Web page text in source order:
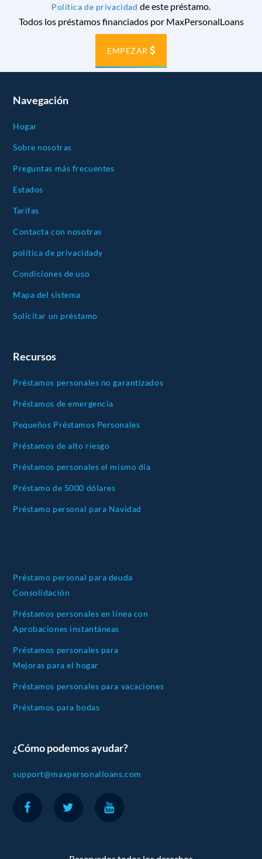
Política de privacidad de este préstamo.
Todos los préstamos financiados por MaxPersonalLoans
EMPEZAR
Navegación
Hogar
Sobre nosotras
Preguntas más frecuentes
Estados
Tarifas
Contacta con nosotras
política de privacidady
Condiciones de uso
Mapa del sistema
Solicitar un préstamo
Recursos
Préstamos personales no garantizados
Préstamos de emergencia
Pequeños Préstamos Personales
Préstamos de alto riesgo
Préstamos personales el mismo día
Préstamo de 5000 dólares
Préstamo personal para Navidad
Préstamo personal para deuda
Consolidación
Préstamos personales en línea con
Aprobaciones instantáneas
Préstamos personales para
Mejoras para el hogar
Préstamos personales para vacaciones
Préstamos para bodas
¿Cómo podemos ayudar?
support@maxpersonalloans.com